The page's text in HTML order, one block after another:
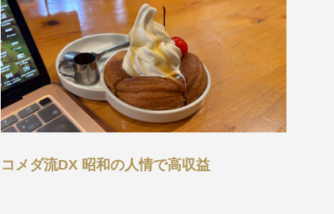
コメダ流DX 昭和の人情で高収益